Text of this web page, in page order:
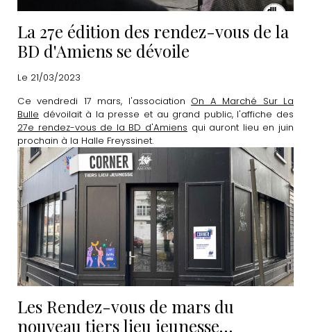
La 27e édition des rendez-vous de la
BD d'Amiens se dévoile
Le 21/03/2023
Ce vendredi 17 mars, l'association On A Marché Sur La
Bulle dévoilait à la presse et au grand public, l'affiche des
27e rendez-vous de la BD d'Amiens qui auront lieu en juin
prochain à la Halle Freyssinet.
Les Rendez-vous de mars du
nouveau tiers lieu jeunesse